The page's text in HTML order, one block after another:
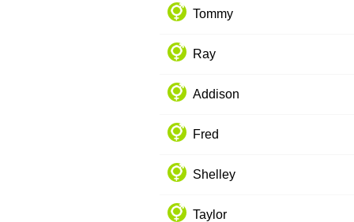
Tommy
Ray
Addison
Fred
Shelley
Taylor